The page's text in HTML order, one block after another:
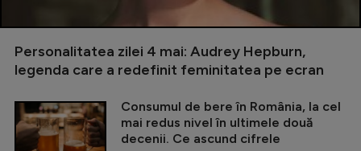
Personalitatea zilei 4 mai: Audrey Hepburn,
legenda care a redefinit feminitatea pe ecran
Consumul de bere în România, la cel
mai redus nivel în ultimele două
decenii. Ce ascund cifrele